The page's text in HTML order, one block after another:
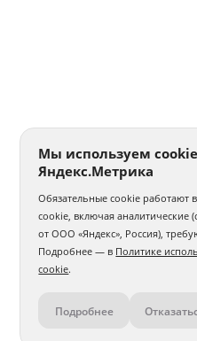
Контакты
Мы используем
Яндекс.Метрика
Обязательные cookie работают
cookie, включая аналитические
от ООО «Яндекс», Россия),
Подробнее — в Политике
cookie.
Подробнее